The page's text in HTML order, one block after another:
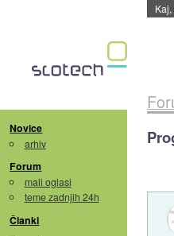
Novice
arhiv
Forum
mali oglasi
teme zadnjih 24h
Članki